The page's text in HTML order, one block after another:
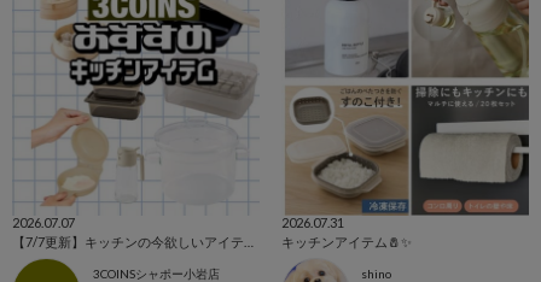
2026.07.07
3COINSシャポー小岩店
2026.07.31
キッチンアイテム🧂✨
shino